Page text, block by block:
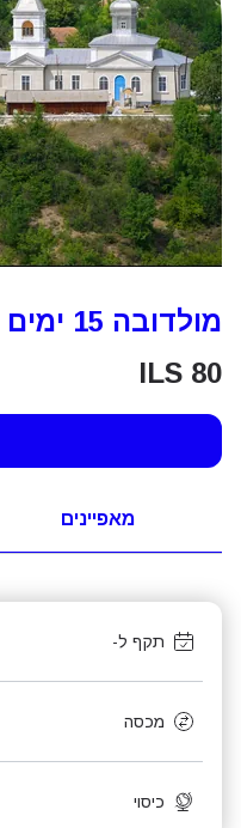
מולדובה 15 ימים 5GB
ILS 80
מאפיינים
תקף ל-
מכסה
כיסוי